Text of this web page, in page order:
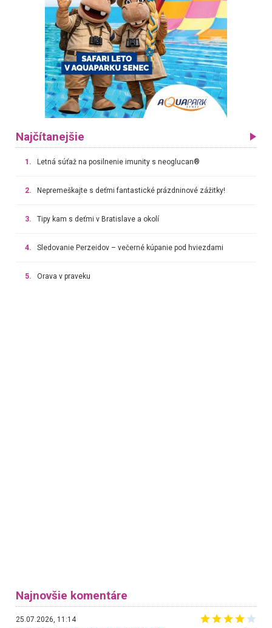
Najčítanejšie
1. Letná súťaž na posilnenie imunity s neoglucan®
2. Nepremeškajte s deťmi fantastické prázdninové zážitky!
3. Tipy kam s deťmi v Bratislave a okolí
4. Sledovanie Perzeidov – večerné kúpanie pod hviezdami
5. Orava v praveku
Najnovšie komentáre
25.07.2026, 11:14